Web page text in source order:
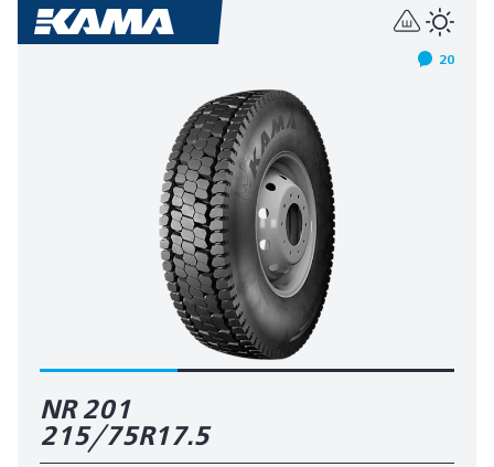
20
NR 201
215/75R17.5